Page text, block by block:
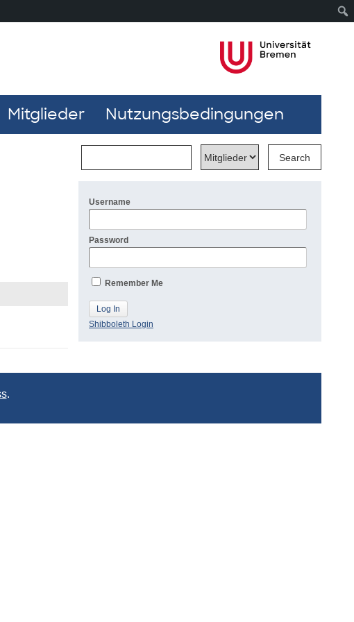
Mitglieder Nutzungsbedingungen
Username
Password
Remember Me
Shibboleth Login
.